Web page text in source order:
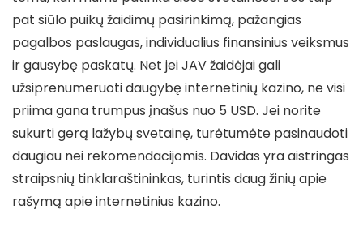
pat siūlo puikų žaidimų pasirinkimą, pažangias
pagalbos paslaugas, individualius finansinius veiksmus
ir gausybę paskatų. Net jei JAV žaidėjai gali
užsiprenumeruoti daugybę internetinių kazino, ne visi
priima gana trumpus įnašus nuo 5 USD. Jei norite
sukurti gerą lažybų svetainę, turėtumėte pasinaudoti
daugiau nei rekomendacijomis. Davidas yra aistringas
straipsnių tinklaraštininkas, turintis daug žinių apie
rašymą apie internetinius kazino.